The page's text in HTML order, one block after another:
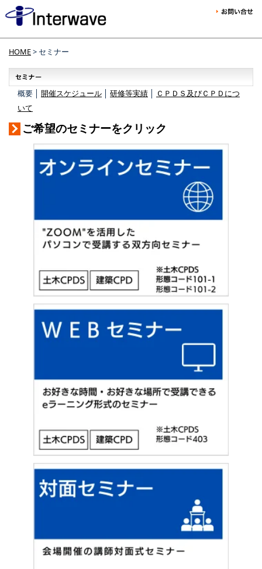
HOME> セミナー
概要 │ 開催スケジュール 研修等実績
ＣＰＤＳ及びＣＰＤにつ
いて
ご希望のセミナーをクリック